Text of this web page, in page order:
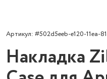
Артикул: #502d5eeb-e120-11ea-
Накладка